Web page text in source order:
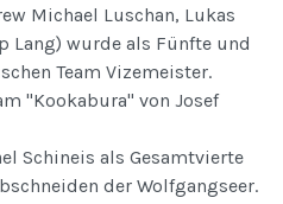
Michael Luschan, Lukas
Lang) wurde als Fünfte und
Team Vizemeister.
"Kookabura" von Josef
Schineis als Gesamtvierte
der Wolfgangseer.